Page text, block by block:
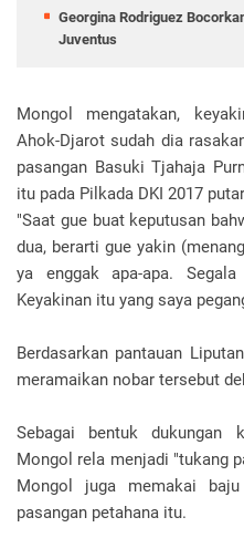
Georgina Rodriguez
Juventus
Mongol mengatakan,
Ahok-Djarot sudah dia
pasangan Basuki Tjahaja
itu pada Pilkada DKI 2017
"Saat gue buat keputusan
dua, berarti gue yakin
ya enggak apa-apa.
Keyakinan itu yang saya
Berdasarkan pantauan
meramaikan nobar tersebut
Sebagai bentuk dukungan
Mongol rela menjadi "tukang
Mongol juga memakai
pasangan petahana itu.